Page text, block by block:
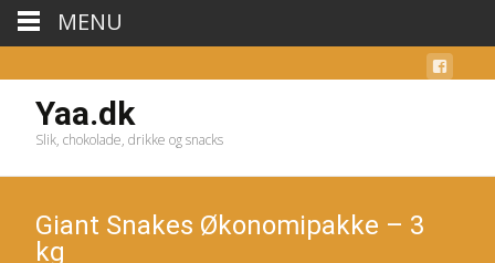
Yaa.dk
Slik, chokolade, drikke og snacks
Giant Snakes Økonomipakke – 3
kg
MENU